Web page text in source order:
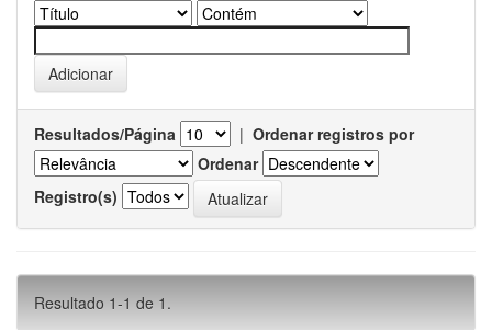
Resultados/Página | Ordenar registros por
Ordenar
Registro(s)
Resultado 1-1 de 1.